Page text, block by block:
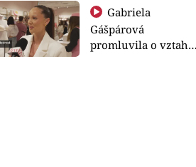
Gabriela
Gášpárová
promluvila o vztahu